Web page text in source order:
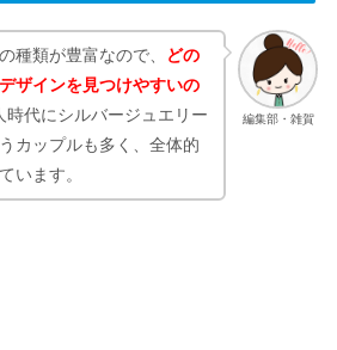
編集部・雑賀
種類が豊富なので、
どの
ザインを見つけやすいの
代にシルバージュエリー
カップルも多く、全体的
います。